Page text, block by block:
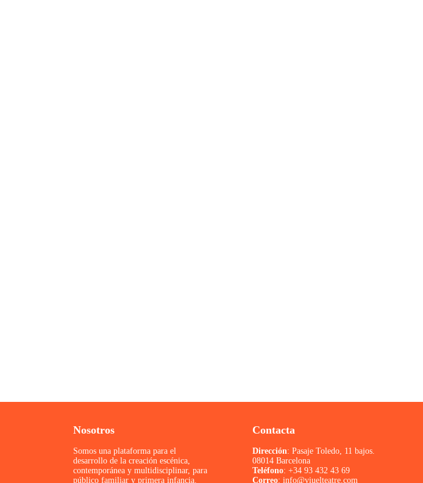
Nosotros
Somos una plataforma para el
desarrollo de la creación escénica,
contemporánea y multidisciplinar, para
público familiar y primera infancia.
Contacta
Dirección: Pasaje Toledo, 11 bajos.
08014 Barcelona
Teléfono: +34 93 432 43 69
Correo: info@viuelteatre.com